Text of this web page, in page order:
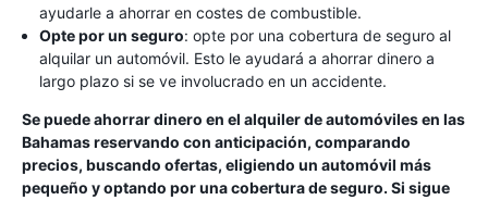
ayudarle a ahorrar en costes de combustible.
Opte por un seguro: opte por una cobertura de seguro al
alquilar un automóvil. Esto le ayudará a ahorrar dinero a
largo plazo si se ve involucrado en un accidente.
Se puede ahorrar dinero en el alquiler de automóviles en las
Bahamas reservando con anticipación, comparando
precios, buscando ofertas, eligiendo un automóvil más
pequeño y optando por una cobertura de seguro. Si sigue